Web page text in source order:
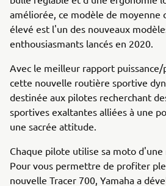
améliorée, ce modèle de moyenne
élevé est l'un des nouveaux
enthousiasmants lancés en 2020.
Avec le meilleur rapport puissance/
cette nouvelle routière sportive
destinée aux pilotes recherchant
sportives exaltantes alliées à une
une sacrée attitude.
Chaque pilote utilise sa moto
Pour vous permettre de profiter
nouvelle Tracer 700, Yamaha a